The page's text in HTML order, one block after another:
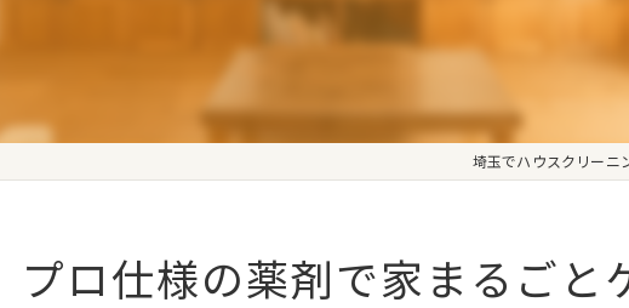
埼玉でハウスクリーニ
プロ仕様の薬剤で家まるごと